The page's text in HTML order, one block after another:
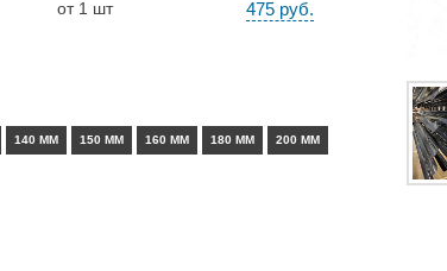
от 1 шт 475 руб.
140 ММ 150 ММ 160 ММ 180 ММ 200 ММ